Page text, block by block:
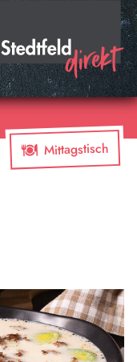
Mittagstisch